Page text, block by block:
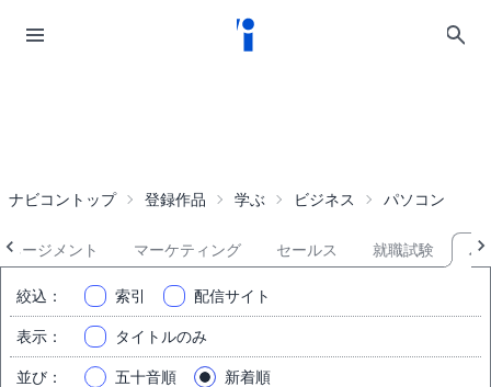
ナビコントップ 登録作品 学ぶ ビジネス パソコン
ネージメント マーケティング セールス 就職試験 パ
絞込 ： 索引 配信サイト
表示 ： タイトルのみ
並び ： 五十音順 新着順